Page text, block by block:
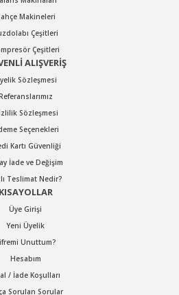
Makineleri
Çeşitleri
Çeşitleri
ALIŞVERİŞ
Sözleşmesi
Sözleşmesi
Seçenekleri
Kartı Güvenliği
İade ve Değişim
Teslimat Nedir?
KISAYOLLAR
Üye Girişi
Yeni Üyelik
Unuttum?
Hesabım
/ İade Koşulları
Sorulan Sorular